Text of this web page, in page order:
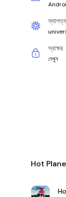
স্বাক্ষর
দেখুন
Hot Plane